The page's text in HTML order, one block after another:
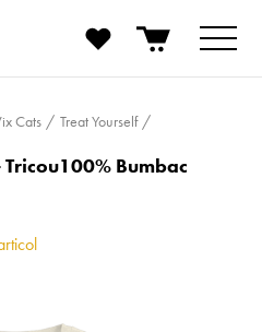
Cats Treat Yourself
Bumbac